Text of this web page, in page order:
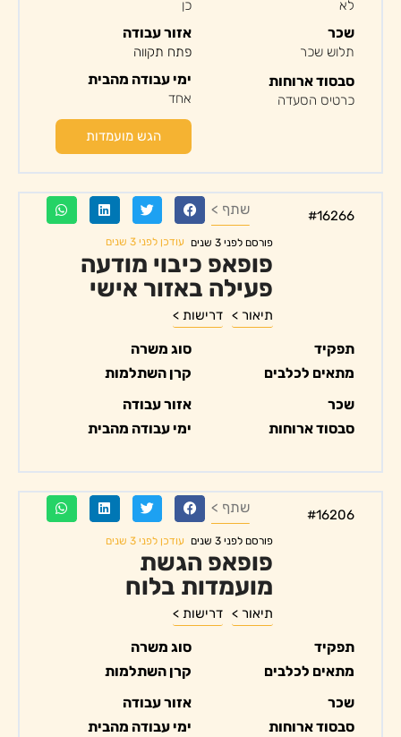
לא כן
שכר
תלוש שכר
סבסוד ארוחות
כרטיס הסעדה
אזור עבודה
פתח תקווה
ימי עבודה מהבית
אחד
הגש מועמדות
#16266 שתף >
פורסם לפני 3 שנים עודכן לפני 3 שנים
פופאפ כיבוי מודעה
פעילה באזור אישי
תיאור > דרישות >
תפקיד
מתאים לכלבים
סוג משרה
קרן השתלמות
שכר
סבסוד ארוחות
אזור עבודה
ימי עבודה מהבית
#16206 שתף >
פורסם לפני 3 שנים עודכן לפני 3 שנים
פופאפ הגשת
מועמדות בלוח
תיאור > דרישות >
תפקיד
מתאים לכלבים
סוג משרה
קרן השתלמות
שכר
סבסוד ארוחות
אזור עבודה
ימי עבודה מהבית